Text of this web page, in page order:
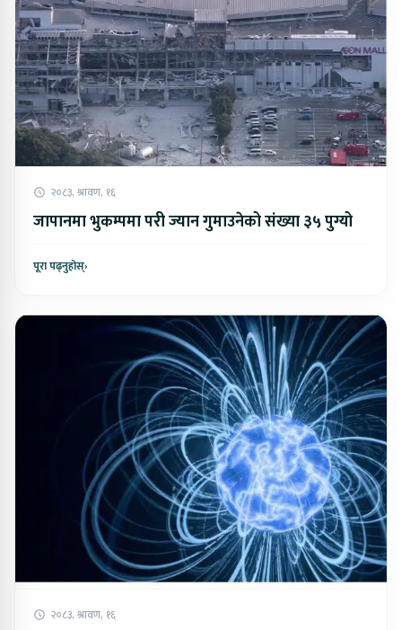
२०८३, श्रावण, १६
जापानमा भुकम्पमा परी ज्यान गुमाउनेको संख्या ३५ पुग्यो
पूरा पढ्नुहोस्›
२०८३, श्रावण, १६